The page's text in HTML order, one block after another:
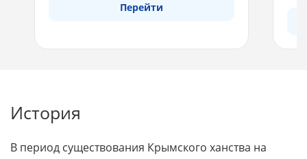
Перейти
История
В период существования Крымского ханства на